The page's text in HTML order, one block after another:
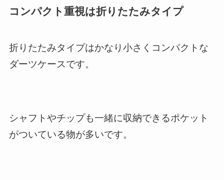
コンパクト重視は折りたたみタイプ
折りたたみタイプはかなり小さくコンパクトな
ダーツケースです。
シャフトやチップも一緒に収納できるポケット
がついている物が多いです。